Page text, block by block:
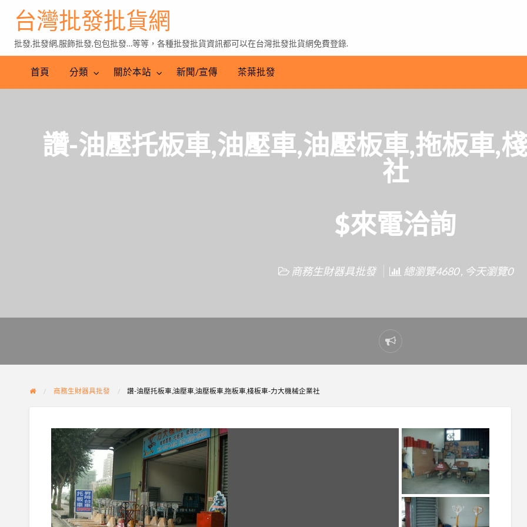
茶
發
台灣批發批貨網
批發,批發網,服飾批發,包包批發…等等，各種批發批貨資訊都可以在台灣批發批貨網免費登錄.
首頁 分類 關於本站 新聞/宣傳 茶葉批發
讚-油壓托板車,油壓車,油壓板車,拖板車,
社
$來電洽詢
商務生財器具批發 總瀏覽4680 , 今天瀏覽0
Report
problem
商務生財器具批發 讚-油壓托板車,油壓車,油壓板車,拖板車,棧板車-力大機械企業社